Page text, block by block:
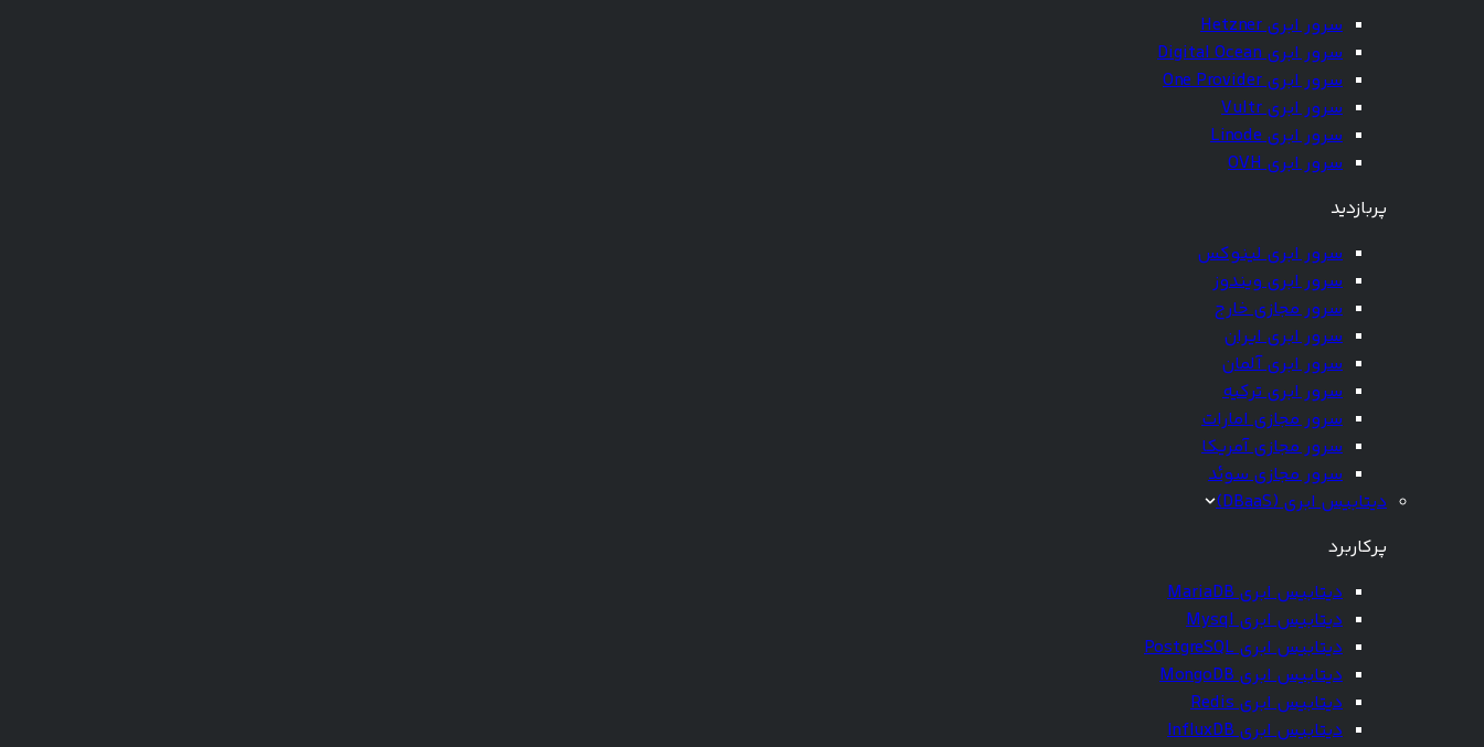
سرور ابری Hetzner
سرور ابری Digital Ocean
سرور ابری One Provider
سرور ابری Vultr
سرور ابری Linode
سرور ابری OVH
پربازدید
سرور ابری لینوکس
سرور ابری ویندوز
سرور مجازی خارج
سرور ابری ایران
سرور ابری آلمان
سرور ابری ترکیه
سرور مجازی امارات
سرور مجازی آمریکا
سرور مجازی سوئد
دیتابیس ابری (DBaaS)
پرکاربرد
دیتابیس ابری MariaDB
دیتابیس ابری Mysql
دیتابیس ابری PostgreSQL
دیتابیس ابری MongoDB
دیتابیس ابری Redis
دیتابیس ابری InfluxDB